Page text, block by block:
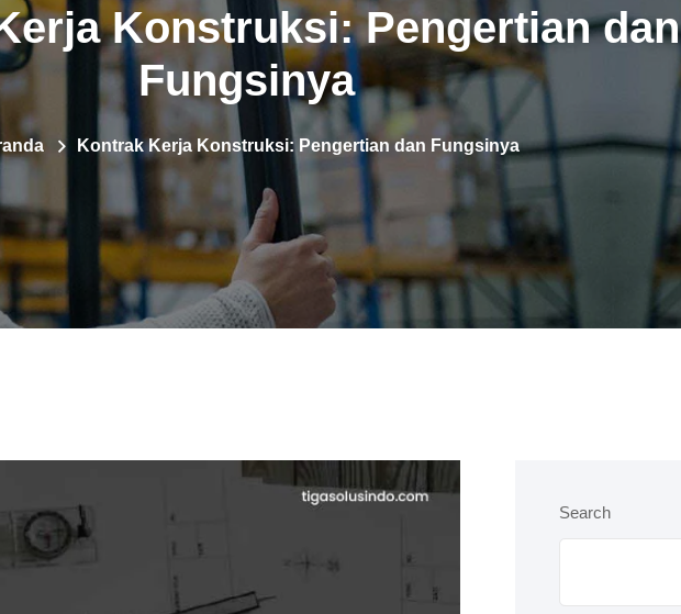
Konstruksi: Pengertian dan
Fungsinya
Kontrak Kerja Konstruksi: Pengertian dan Fungsinya
Search